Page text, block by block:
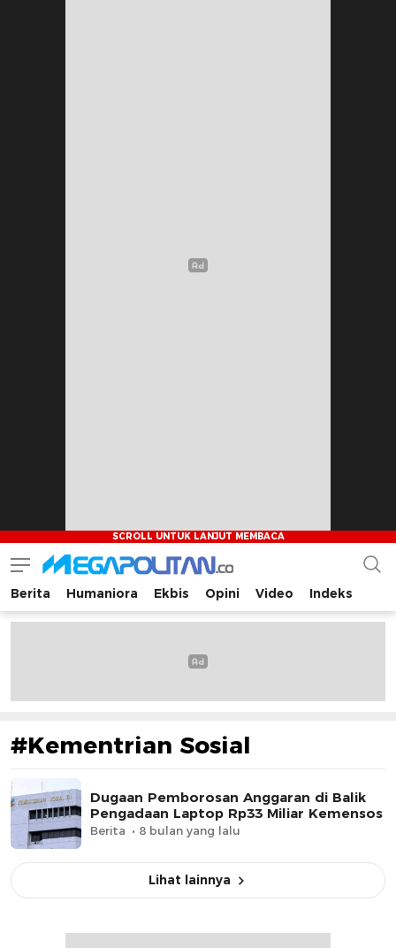
Megapolitan.co
Menyajikan berita-berita fakta bagi pembaca
Berita Humaniora Ekbis Opini Video Indeks
#Kementrian Sosial
Dugaan Pemborosan Anggaran di Balik
Pengadaan Laptop Rp33 Miliar Kemensos
Berita 8 bulan yang lalu
Lihat lainnya